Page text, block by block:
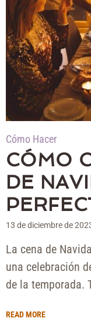
Cómo Hacer
CÓMO
DE
13 de diciembre de
La cena de
una celebración
de la temporada.
READ MORE